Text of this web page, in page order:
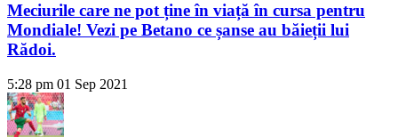
Meciurile care ne pot ține în viață în cursa pentru
Mondiale! Vezi pe Betano ce șanse au băieții lui
Rădoi.
5:28 pm 01 Sep 2021